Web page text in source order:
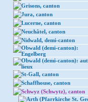
Grisons, canton
Jura, canton
Lucerne, canton
Neuchâtel, canton
Nidwald, demi-canton
Obwald (demi-canton):
Engelberg
Obwald (demi-canton):
lieux
St-Gall, canton
Schaffhouse, canton
Schwyz (Schwytz), canton
Arth (Pfarrkirche St.